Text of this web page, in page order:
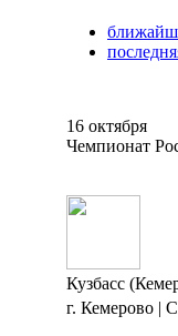
16 октября
Чемпионат
Кузбасс
г. Кемерово |